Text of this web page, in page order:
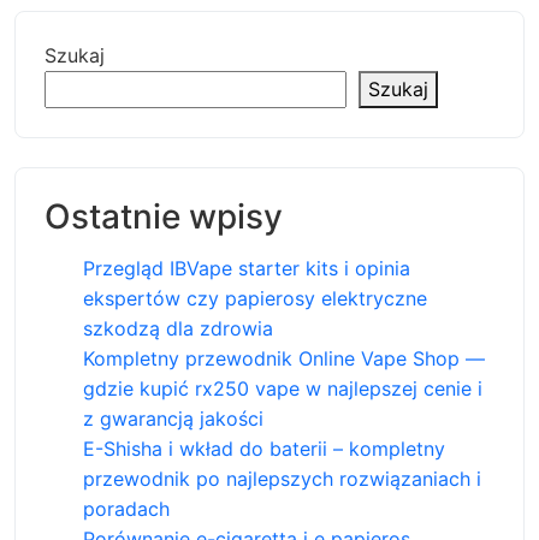
Szukaj
Szukaj
Ostatnie wpisy
Przegląd IBVape starter kits i opinia
ekspertów czy papierosy elektryczne
szkodzą dla zdrowia
Kompletny przewodnik Online Vape Shop —
gdzie kupić rx250 vape w najlepszej cenie i
z gwarancją jakości
E-Shisha i wkład do baterii – kompletny
przewodnik po najlepszych rozwiązaniach i
poradach